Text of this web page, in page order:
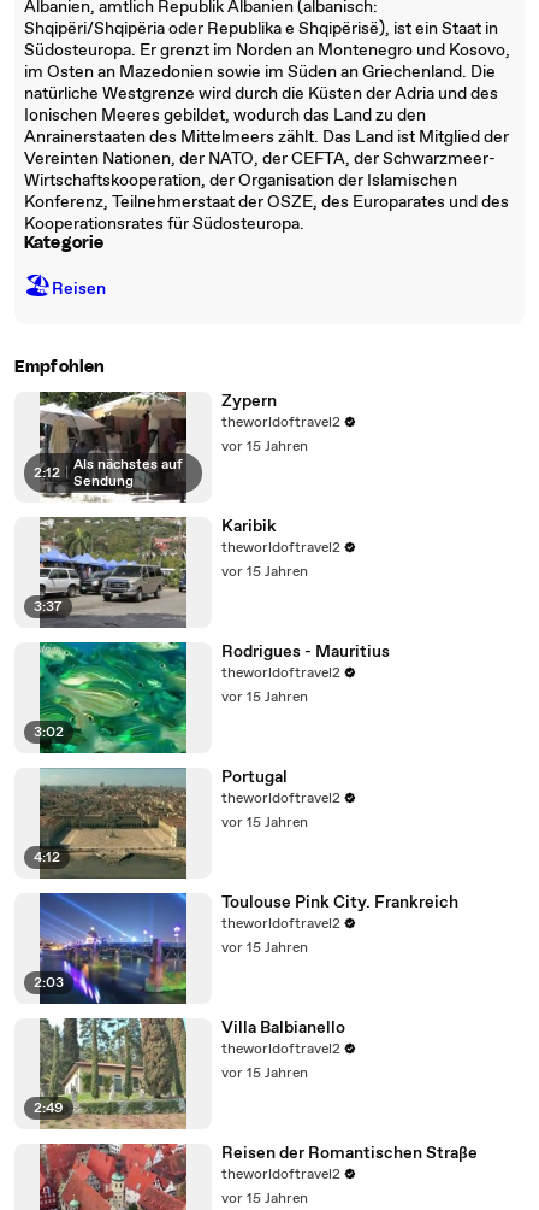
Albanien, amtlich Republik Albanien (albanisch:
Shqipëri/Shqipëria oder Republika e Shqipërisë), ist ein Staat in
Südosteuropa. Er grenzt im Norden an Montenegro und Kosovo,
im Osten an Mazedonien sowie im Süden an Griechenland. Die
natürliche Westgrenze wird durch die Küsten der Adria und des
Ionischen Meeres gebildet, wodurch das Land zu den
Anrainerstaaten des Mittelmeers zählt. Das Land ist Mitglied der
Vereinten Nationen, der NATO, der CEFTA, der Schwarzmeer-
Wirtschaftskooperation, der Organisation der Islamischen
Konferenz, Teilnehmerstaat der OSZE, des Europarates und des
Kooperationsrates für Südosteuropa.
Kategorie
🏖Reisen
Empfohlen
2:12
Als nächstes auf
Sendung
Zypern
theworldoftravel2
vor 15 Jahren
3:37
Karibik
theworldoftravel2
vor 15 Jahren
3:02
Rodrigues - Mauritius
theworldoftravel2
vor 15 Jahren
4:12
Portugal
theworldoftravel2
vor 15 Jahren
2:03
Toulouse Pink City. Frankreich
theworldoftravel2
vor 15 Jahren
2:49
Villa Balbianello
theworldoftravel2
vor 15 Jahren
Reisen der Romantischen Straße
theworldoftravel2
vor 15 Jahren